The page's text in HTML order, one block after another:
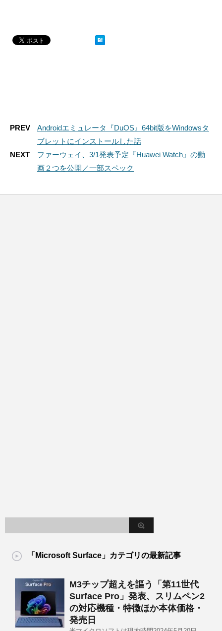
PREV
Androidエミュレータ『DuOS』64bit版をWindowsタ
ブレットにインストールした話
NEXT
ファーウェイ、3/1発表予定『Huawei Watch』の動
画２つを公開／一部スペック
「Microsoft Surface」カテゴリの最新記事
M3チップ超えを謳う「第11世代
Surface Pro」発表、スリムペン2
の対応機種・特徴ほか本体価格・
発売日